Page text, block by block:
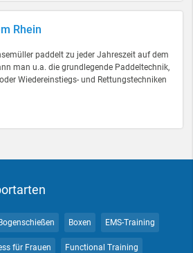
Rhein
paddelt zu jeder Jahreszeit auf dem
man u.a. die grundlegende Paddeltechnik,
Wiedereinstiegs- und Rettungstechniken
Bogenschießen Boxen EMS-Training
für Frauen Functional Training